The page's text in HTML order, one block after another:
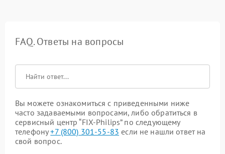
FAQ. Ответы на вопросы
Вы можете ознакомиться с приведенными ниже
часто задаваемыми вопросами, либо обратиться в
сервисный центр “FIX-Philips” по следующему
телефону+7 (800) 301-55-83 если не нашли ответ на
свой вопрос.